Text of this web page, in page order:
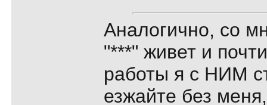
Аналогично, со
"***" живет и
работы я с НИМ
езжайте без